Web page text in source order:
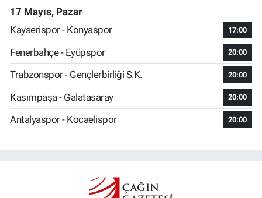
17 Mayıs, Pazar
Kayserispor - Konyaspor
17:00
Fenerbahçe - Eyüpspor 20:00
Trabzonspor - Gençlerbirliği S.K. 20:00
Kasımpaşa - Galatasaray 20:00
Antalyaspor - Kocaelispor 20:00